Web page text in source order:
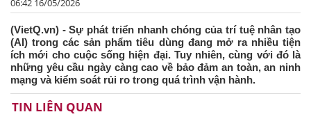
06:42 16/05/2026
(VietQ.vn) - Sự phát triển nhanh chóng của trí tuệ nhân tạo
(AI) trong các sản phẩm tiêu dùng đang mở ra nhiều tiện
ích mới cho cuộc sống hiện đại. Tuy nhiên, cùng với đó là
những yêu cầu ngày càng cao về bảo đảm an toàn, an ninh
mạng và kiểm soát rủi ro trong quá trình vận hành.
TIN LIÊN QUAN